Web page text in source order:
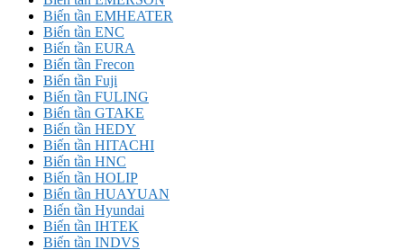
Biến tần EMHEATER
Biến tần ENC
Biến tần EURA
Biến tần Frecon
Biến tần Fuji
Biến tần FULING
Biến tần GTAKE
Biến tần HEDY
Biến tần HITACHI
Biến tần HNC
Biến tần HOLIP
Biến tần HUAYUAN
Biến tần Hyundai
Biến tần IHTEK
Biến tần INDVS